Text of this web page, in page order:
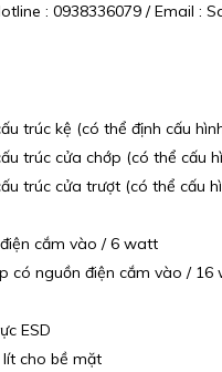
: 0938336079 / Email :
trúc kệ (có thể định cấu
trúc cửa chớp (có thể cấu
trúc cửa trượt (có thể cấu
cắm vào / 6 watt
có nguồn điện cắm vào / 16
ESD
lít cho bề mặt